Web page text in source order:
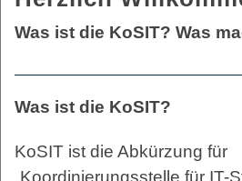
Was ist die KoSIT? Was
Was ist die KoSIT?
KoSIT ist die Abkürzung für
„Koordinierungsstelle für IT-